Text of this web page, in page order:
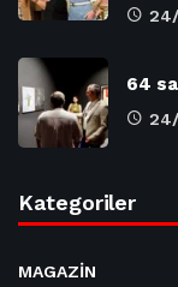
64
Kategoriler
MAGAZİN